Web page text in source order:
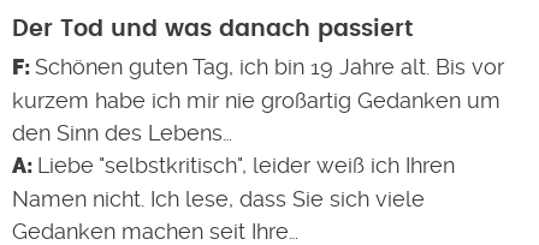
Der Tod und was danach passiert
Schönen guten Tag, ich bin 19 Jahre alt. Bis vor
kurzem habe ich mir nie großartig Gedanken um
den Sinn des Lebens…
Liebe "selbstkritisch", leider weiß ich Ihren
Namen nicht. Ich lese, dass Sie sich viele
Gedanken machen seit Ihre…